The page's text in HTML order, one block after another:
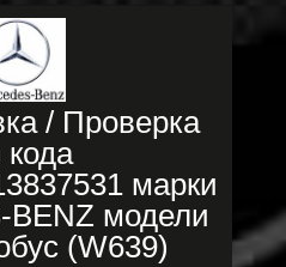
/ Проверка
кода
марки
BENZ модели
(W639)